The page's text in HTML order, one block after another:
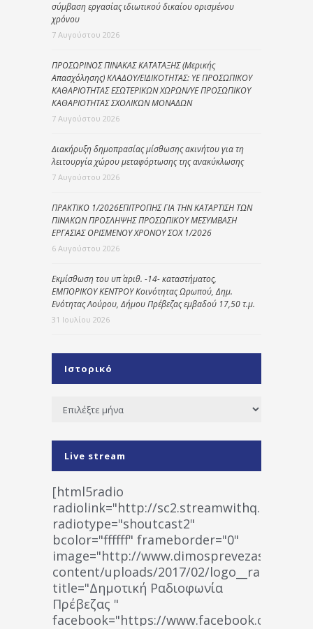
σύμβαση εργασίας ιδιωτικού δικαίου ορισμένου
χρόνου
7 Αυγούστου 2026
ΠΡΟΣΩΡΙΝΟΣ ΠΙΝΑΚΑΣ ΚΑΤΑΤΑΞΗΣ (Μερικής
Απασχόλησης) ΚΛΑΔΟΥ/ΕΙΔΙΚΟΤΗΤΑΣ: ΥΕ ΠΡΟΣΩΠΙΚΟΥ
ΚΑΘΑΡΙΟΤΗΤΑΣ ΕΣΩΤΕΡΙΚΩΝ ΧΩΡΩΝ/ΥΕ ΠΡΟΣΩΠΙΚΟΥ
ΚΑΘΑΡΙΟΤΗΤΑΣ ΣΧΟΛΙΚΩΝ ΜΟΝΑΔΩΝ
7 Αυγούστου 2026
Διακήρυξη δημοπρασίας μίσθωσης ακινήτου για τη
λειτουργία χώρου μεταφόρτωσης της ανακύκλωσης
7 Αυγούστου 2026
ΠΡΑΚΤΙΚΟ 1/2026ΕΠΙΤΡΟΠΗΣ ΓΙΑ ΤΗΝ ΚΑΤΑΡΤΙΣΗ ΤΩΝ
ΠΙΝΑΚΩΝ ΠΡΟΣΛΗΨΗΣ ΠΡΟΣΩΠΙΚΟΥ ΜΕΣΥΜΒΑΣΗ
ΕΡΓΑΣΙΑΣ ΟΡΙΣΜΕΝΟΥ ΧΡΟΝΟΥ ΣΟΧ 1/2026
6 Αυγούστου 2026
Εκμίσθωση του υπ΄ αριθ. -14- καταστήματος,
ΕΜΠΟΡΙΚΟΥ ΚΕΝΤΡΟΥ Κοινότητας Ωρωπού, Δημ.
Ενότητας Λούρου, Δήμου Πρέβεζας εμβαδού 17,50 τ.μ.
31 Ιουλίου 2026
Ιστορικό
Ιστορικό
Live stream
[html5radio
radiolink="http://
radiotype="shoutcast2"
bcolor="ffffff" frameborder="0"
image="http://www.dimosprevezas.gr/wp-
content/uploads/2017/02/
title="Δημοτική Ραδιοφωνία
Πρέβεζας "
facebook="https://www.facebook.com/